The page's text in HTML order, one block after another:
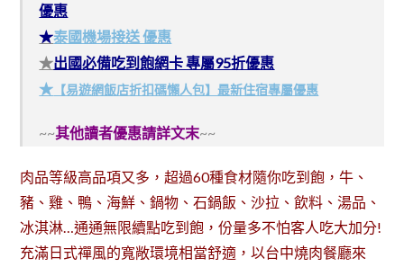
優惠
★泰國機場接送 優惠
★出國必備吃到飽網卡 專屬95折優惠
★ 【易遊網飯店折扣碼懶人包】最新住宿專屬優惠
~~其他讀者優惠請詳文末~~
肉品等級高品項又多，超過60種食材隨你吃到飽，牛、
豬、雞、鴨、海鮮、鍋物、石鍋飯、沙拉、飲料、湯品、
冰淇淋…通通無限續點吃到飽，份量多不怕客人吃大加分!
充滿日式禪風的寬敞環境相當舒適，以台中燒肉餐廳來